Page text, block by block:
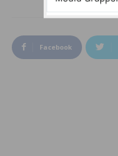
Facebook